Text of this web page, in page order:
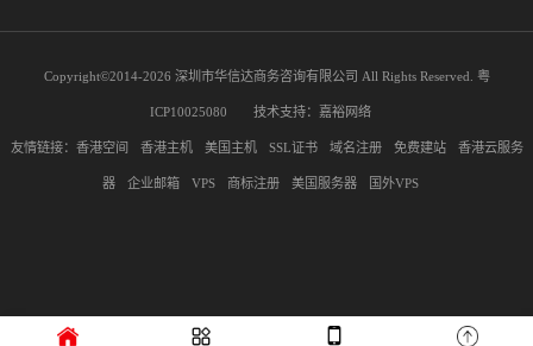
Copyright©2014-2026 深圳市华信达商务咨询有限公司 All Rights Reserved. 粤
ICP10025080 技术支持： 嘉裕网络
友情链接： 香港空间 香港主机 美国主机 SSL证书 域名注册 免费建站 香港云服务
器 企业邮箱 VPS 商标注册 美国服务器 国外VPS